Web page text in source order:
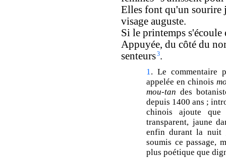
Elles font qu'un sourire
visage auguste.
Si le printemps
Appuyée, du côté du
senteurs3.
1. Le commentaire
appelée en chinois
mou-tan des
depuis 1400 ans ;
chinois ajoute
transparent, jaune
enfin durant la nuit
soumis ce passage,
plus poétique que